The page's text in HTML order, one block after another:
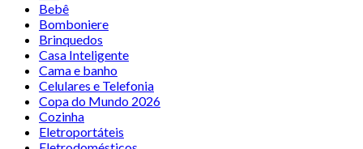
Bebê
Bomboniere
Brinquedos
Casa Inteligente
Cama e banho
Celulares e Telefonia
Copa do Mundo 2026
Cozinha
Eletroportáteis